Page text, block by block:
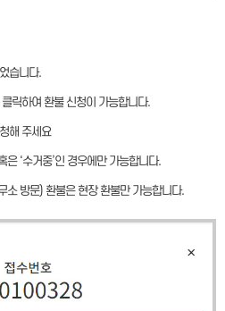
습니다.
릭하여 환불 신청이 가능합니다.
해 주세요
은 ‘수거중’인 경우에만 가능합니다.
소 방문) 환불은 현장 환불만 가능합니다.